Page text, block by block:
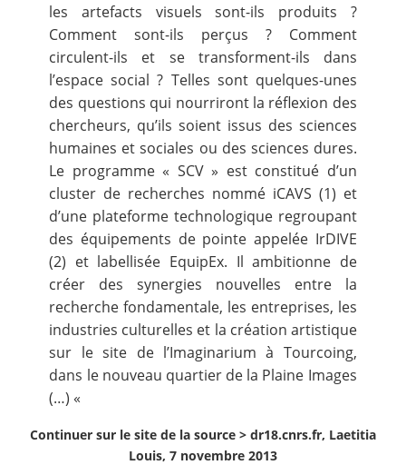
les artefacts visuels sont-ils produits ?
Comment sont-ils perçus ? Comment
circulent-ils et se transforment-ils dans
l’espace social ? Telles sont quelques-unes
des questions qui nourriront la réflexion des
chercheurs, qu’ils soient issus des sciences
humaines et sociales ou des sciences dures.
Le programme « SCV » est constitué d’un
cluster de recherches nommé iCAVS (1) et
d’une plateforme technologique regroupant
des équipements de pointe appelée IrDIVE
(2) et labellisée EquipEx. Il ambitionne de
créer des synergies nouvelles entre la
recherche fondamentale, les entreprises, les
industries culturelles et la création artistique
sur le site de l’Imaginarium à Tourcoing,
dans le nouveau quartier de la Plaine Images
(…) «
Continuer sur le site de la source > dr18.cnrs.fr, Laetitia
Louis, 7 novembre 2013